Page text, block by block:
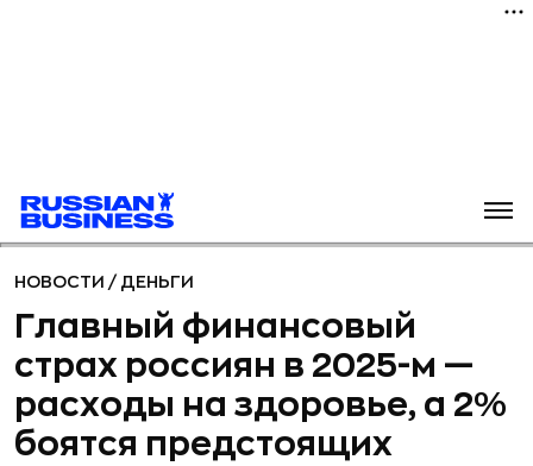
НОВОСТИ / ДЕНЬГИ
Главный финансовый
страх россиян в 2025-м —
расходы на здоровье, а 2%
боятся предстоящих